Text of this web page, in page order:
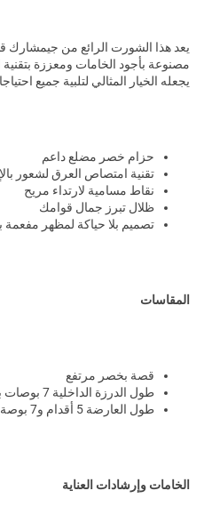
يعد هذا الشورت الرائع من
مصنوعة بأجود الخامات ومعززة
يجعله الخيار المثالي لتلبية جميع
حزام خصر مضلع داعم
تقنية امتصاص العرق لشعور
نقاط مسامية لارتداء مريح
ظلال تبرز جمال قوامك
تصميم بلا حياكة لمظهر مفعمة
المقاسات
قصة بخصر مرتفع
طول الدرزة الداخلية 7 بوصات بناءً على المقاس M
طول العارضة 5 أقدام و7 بوصة / 170 سم وترتدي المقاس S
الخامات وإرشادات العناية